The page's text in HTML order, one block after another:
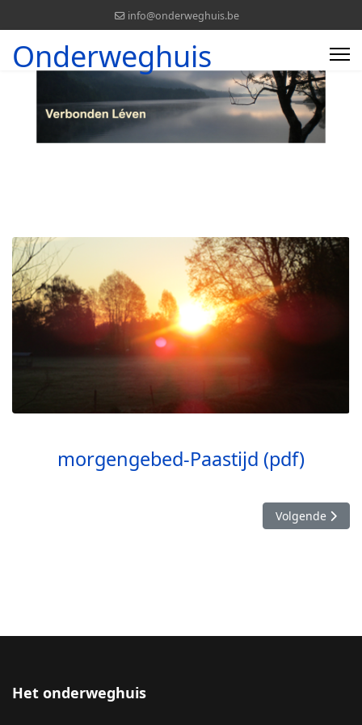
info@onderweghuis.be
Onderweghuis
morgengebed-Paastijd (pdf)
Volgende
Volgende
Het onderweghuis